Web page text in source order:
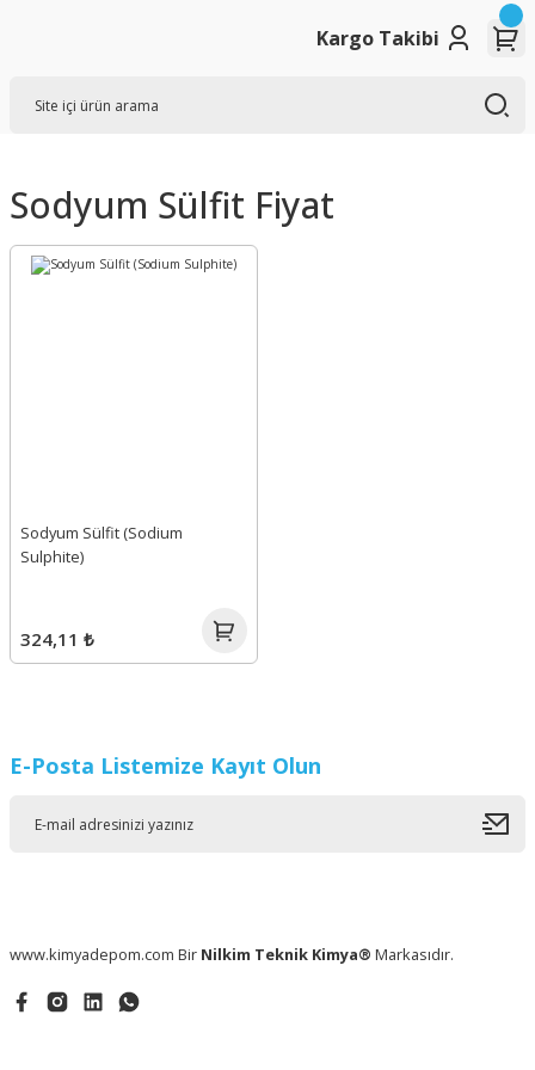
Kargo Takibi
Sodyum Sülfit Fiyat
Sodyum Sülfit (Sodium
Sulphite)
324,11 ₺
E-Posta Listemize Kayıt Olun
www.kimyadepom.com Bir Nilkim Teknik Kimya® Markasıdır.